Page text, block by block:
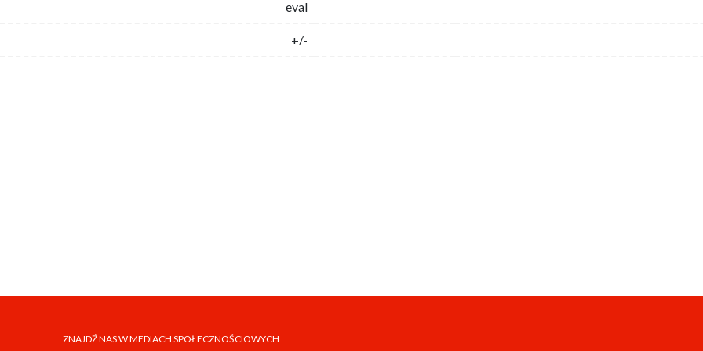
eval
+/-
ZNAJDŹ NAS W MEDIACH SPOŁECZNOŚCIOWYCH